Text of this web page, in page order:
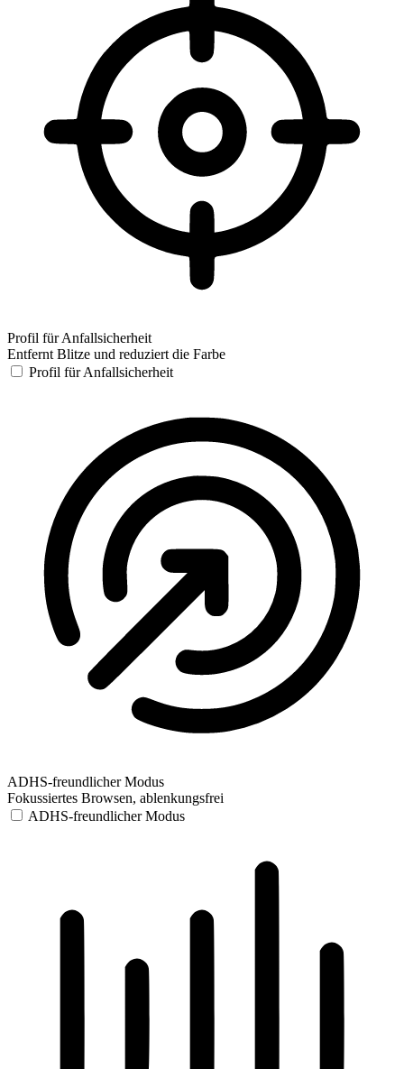
Profil für Anfallsicherheit
Entfernt Blitze und reduziert die Farbe
Profil für Anfallsicherheit
ADHS-freundlicher Modus
Fokussiertes Browsen, ablenkungsfrei
ADHS-freundlicher Modus